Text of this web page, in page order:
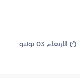
الأربعاء, 03 يونيو